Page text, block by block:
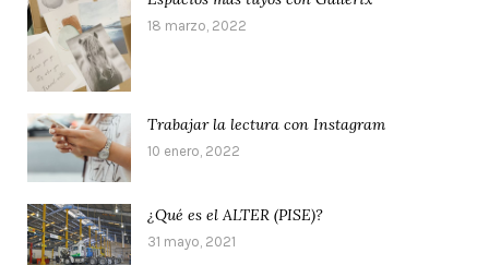
18 marzo, 2022
Trabajar la lectura con Instagram
10 enero, 2022
¿Qué es el ALTER (PISE)?
31 mayo, 2021